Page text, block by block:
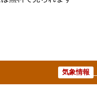
気象情報